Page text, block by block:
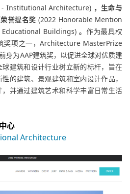
- Institutional Architecture) ， 生命与
誉提名奖 (2022 Honorable Mention
Buildings) 。 作为最具权
奖项之一，Architecture MasterPrize
身为AAP建筑奖，以促进全球对优质建
建筑和设计行业树立新的标杆，旨在
的建筑、景观建筑和室内设计作品，
并通过建筑艺术和科学丰富日常生活
心
Architecture